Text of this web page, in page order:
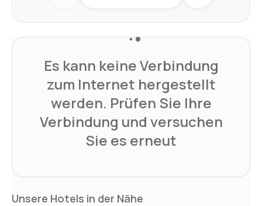
Es kann keine Verbindung
zum Internet hergestellt
werden. Prüfen Sie Ihre
Verbindung und versuchen
Sie es erneut
Unsere Hotels in der Nähe